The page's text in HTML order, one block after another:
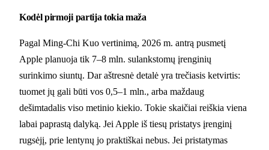
Kodėl pirmoji partija tokia maža
Pagal Ming-Chi Kuo vertinimą, 2026 m. antrą pusmetį
Apple planuoja tik 7–8 mln. sulankstomų įrenginių
surinkimo siuntų. Dar aštresnė detalė yra trečiasis ketvirtis:
tuomet jų gali būti vos 0,5–1 mln., arba maždaug
dešimtadalis viso metinio kiekio. Tokie skaičiai reiškia viena
labai paprastą dalyką. Jei Apple iš tiesų pristatys įrenginį
rugsėjį, prie lentynų jo praktiškai nebus. Jei pristatymas